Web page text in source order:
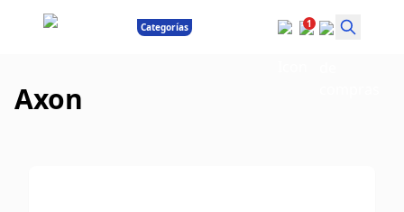
Categorías 1
Axon